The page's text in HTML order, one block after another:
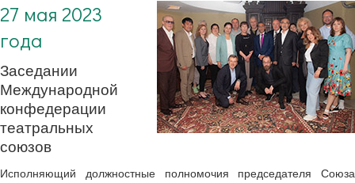
27 мая 2023
года
Заседании
Международной
конфедерации
театральных
союзов
Исполняющий должностные полномочия председателя Союза